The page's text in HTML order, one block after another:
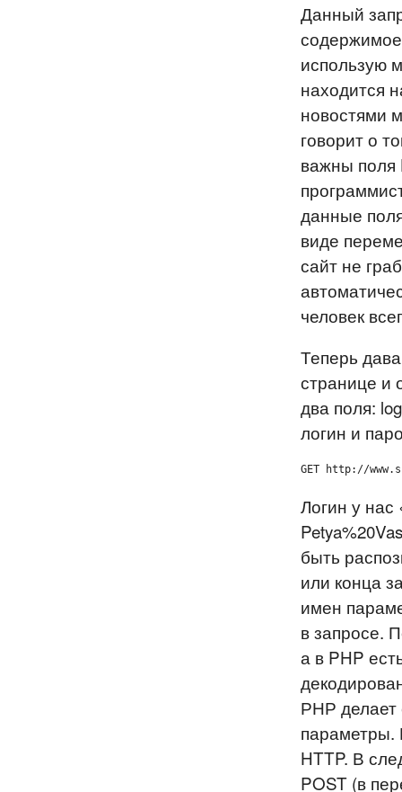
Данный
содержимое
использую
находится
новостями
говорит о
важны поля
данные
виде
сайт не
человек
Теперь
странице и
два поля:
логин и
GET http://
Логин у
быть
или конца
имен
в запросе.
а в PHP
РНР делает
параметры.
HTTP. В
POST (в